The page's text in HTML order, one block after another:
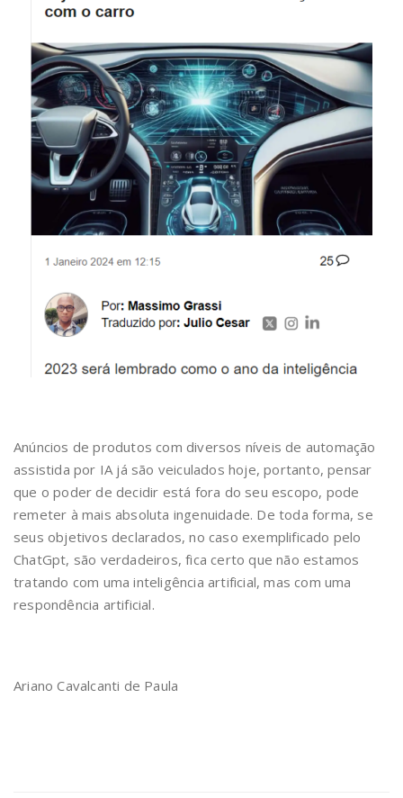
Anúncios de produtos com diversos níveis de automação
assistida por IA já são veiculados hoje, portanto, pensar
que o poder de decidir está fora do seu escopo, pode
remeter à mais absoluta ingenuidade. De toda forma, se
seus objetivos declarados, no caso exemplificado pelo
ChatGpt, são verdadeiros, fica certo que não estamos
tratando com uma inteligência artificial, mas com uma
respondência artificial.
Ariano Cavalcanti de Paula